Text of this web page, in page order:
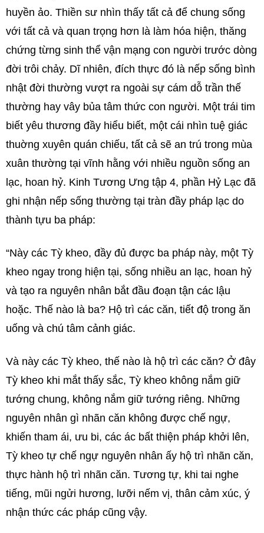
huyền ảo. Thiền sư nhìn thấy tất cả để chung sống
với tất cả và quan trọng hơn là làm hóa hiện, thăng
chứng từng sinh thể vận mạng con người trước dòng
đời trôi chảy. Dĩ nhiên, đích thực đó là nếp sống bình
nhật đời thường vượt ra ngoài sự cám dỗ trần thế
thường hay vây bủa tâm thức con người. Một trái tim
biết yêu thương đầy hiểu biết, một cái nhìn tuệ giác
thuờng xuyên quán chiếu, tất cả sẽ an trú trong mùa
xuân thường tại vĩnh hằng với nhiều nguồn sống an
lạc, hoan hỷ. Kinh Tương Ưng tập 4, phần Hỷ Lạc đã
ghi nhận nếp sống thường tại tràn đầy pháp lạc do
thành tựu ba pháp:
“Này các Tỳ kheo, đầy đủ được ba pháp này, một Tỳ
kheo ngay trong hiện tại, sống nhiều an lạc, hoan hỷ
và tạo ra nguyên nhân bắt đầu đoạn tận các lậu
hoặc. Thế nào là ba? Hộ trì các căn, tiết độ trong ăn
uống và chú tâm cảnh giác.
Và này các Tỳ kheo, thế nào là hộ trì các căn? Ở đây
Tỳ kheo khi mắt thấy sắc, Tỳ kheo không nắm giữ
tướng chung, không nắm giữ tướng riêng. Những
nguyên nhân gì nhãn căn không được chế ngự,
khiến tham ái, ưu bi, các ác bất thiện pháp khởi lên,
Tỳ kheo tự chế ngự nguyên nhân ấy hộ trì nhãn căn,
thực hành hộ trì nhãn căn. Tương tự, khi tai nghe
tiếng, mũi ngửi hương, lưỡi nếm vị, thân cảm xúc, ý
nhận thức các pháp cũng vậy.